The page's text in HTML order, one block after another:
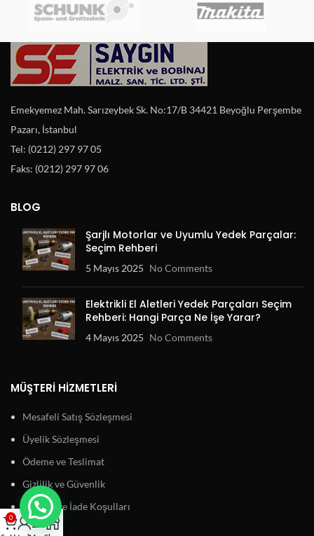
Emekyemez Mah. Sarızeybek Sk. No:17/B 34421 Beyoğlu Perşembe
Pazarı, İstanbul
Tel: (0212) 297 97 05
Faks: (0212) 297 97 06
BLOG
Şarjlı Motorlar ve Uyumlu Yedek Parçalar:
Seçim Rehberi
5 Mayıs 2025 No Comments
Elektrikli El Aletleri Yedek Parçaları Seçim
Rehberi: Hangi Parça Ne İşe Yarar?
4 Mayıs 2025 No Comments
MÜŞTERI HIZMETLERI
Mesafeli Satış Sözleşmesi
Üyelik Sözleşmesi
Ödeme ve Teslimat
Gizlilik ve Güvenlik
Garanti ve İade Koşulları
0